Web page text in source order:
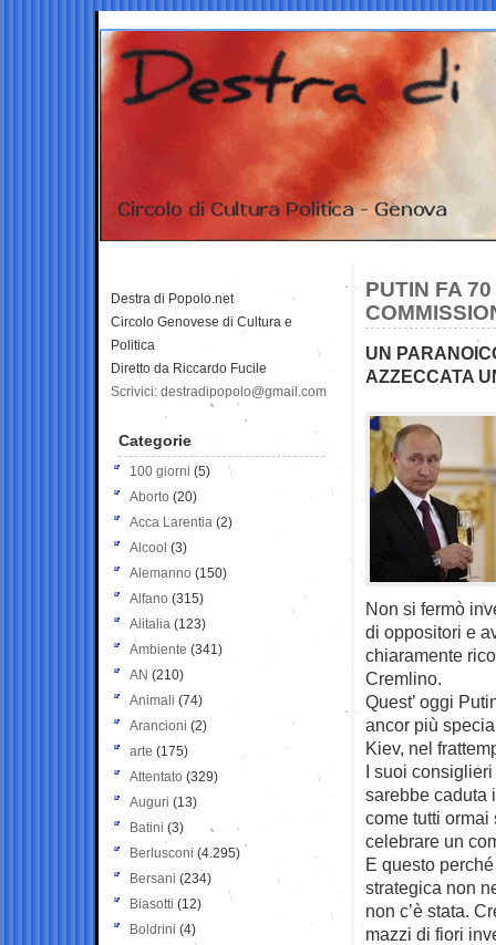
PUTIN FA
UN
AZZECCATA
Non si fermò
di oppositori e
chiaramente
Cremlino.
Quest’ oggi
ancor più
Kiev, nel
I suoi
sarebbe caduta
come tutti
celebrare un
E questo
strategica non
non c’è stata.
mazzi di fiori
Destra di Popolo.net
Circolo Genovese di Cultura e
Politica
Diretto da Riccardo Fucile
Scrivici: destradipopolo@gmail.com
Categorie
100 giorni (5)
Aborto (20)
Acca Larentia (2)
Alcool (3)
Alemanno (150)
Alfano (315)
Alitalia (123)
Ambiente (341)
AN (210)
Animali (74)
Arancioni (2)
arte (175)
Attentato (329)
Auguri (13)
Batini (3)
Berlusconi (4.295)
Bersani (234)
Biasotti (12)
Boldrini (4)